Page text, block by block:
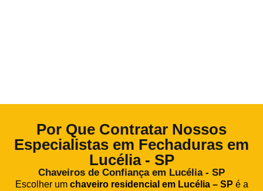
Por Que Contratar Nossos
Especialistas em Fechaduras em
Lucélia - SP
Chaveiros de Confiança em Lucélia - SP
Escolher um chaveiro residencial em Lucélia – SP é a